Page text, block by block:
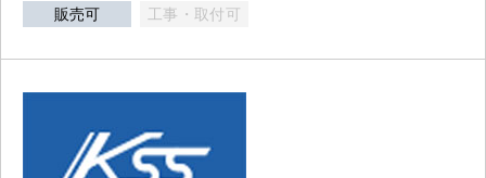
販売可 工事・取付可